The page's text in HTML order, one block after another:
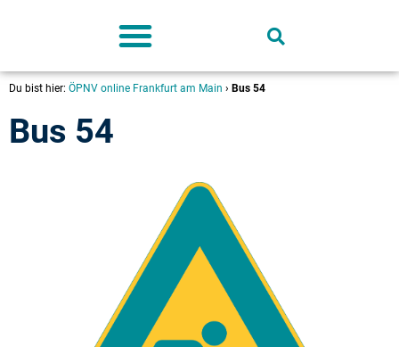
Du bist hier: ÖPNV online Frankfurt am Main › Bus 54
Bus 54